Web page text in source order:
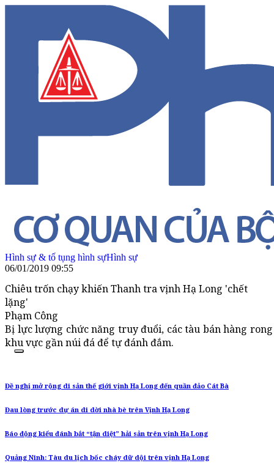
Hình sự & tố tụng hình sựHình sự
06/01/2019 09:55
Chiêu trốn chạy khiến Thanh tra vịnh Hạ Long 'chết
lặng'
Phạm Công
Bị lực lượng chức năng truy đuổi, các tàu bán hàng
khu vực gần núi đá để tự đánh đắm.
Đề nghị mở rộng di sản thế giới vịnh Hạ Long đến quần đảo Cát Bà
Đau lòng trước dự án di dời nhà bè trên Vịnh Hạ Long
Báo động kiểu đánh bắt “tận diệt” hải sản trên vịnh Hạ Long
Quảng Ninh: Tàu du lịch bốc cháy dữ dội trên vịnh Hạ Long